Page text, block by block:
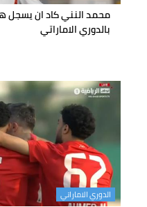
محمد النني كاد ان
بالدوري الاماراتي
الدوري الاماراتي